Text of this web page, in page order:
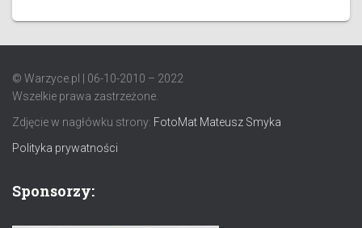
© Warzyce.pl | 06-10-2010 – 2022
Wszelkie prawa zastrzeżone.
Zdjęcie w nagłówku strony: FotoMat Mateusz Smyka
Polityka prywatności
Sponsorzy: